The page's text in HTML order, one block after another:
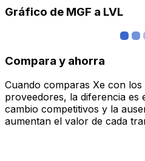
Gráfico de MGF a LVL
Compara y ahorra
Cuando comparas Xe con
proveedores, la diferencia es
cambio competitivos y la
aumentan el valor de cada